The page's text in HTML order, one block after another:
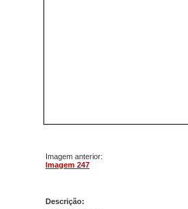
Imagem anterior:
Imagem 247
Descrição: